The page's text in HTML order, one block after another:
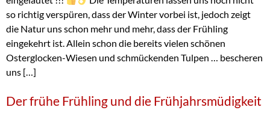
so richtig verspüren, dass der Winter vorbei ist, jedoch zeigt
die Natur uns schon mehr und mehr, dass der Frühling
eingekehrt ist. Allein schon die bereits vielen schönen
Osterglocken-Wiesen und schmückenden Tulpen … bescheren
uns […]
Der frühe Frühling und die Frühjahrsmüdigkeit